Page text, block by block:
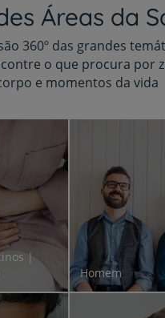
Áreas da
360º das grandes
o que procura por
e momentos da vida
|
Homem